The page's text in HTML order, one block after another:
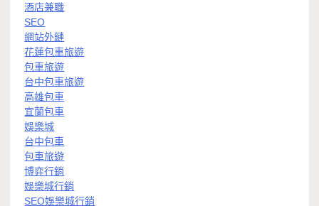
酒店兼職
SEO
網站外鏈
花蓮包車旅遊
包車旅遊
台中包車旅遊
高雄包車
宜蘭包車
娛樂城
台中包車
包車旅遊
博弈行銷
娛樂城行銷
SEO娛樂城行銷